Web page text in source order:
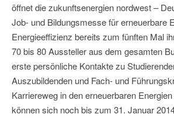
öffnet die zukunftsenergien nordwest –
Job- und Bildungsmesse für erneuerbare
Energieeffizienz bereits zum fünften Mal
70 bis 80 Aussteller aus dem gesamten
erste persönliche Kontakte zu
Auszubildenden und Fach- und
Karriereweg in den erneuerbaren
können sich noch bis zum 31. Januar